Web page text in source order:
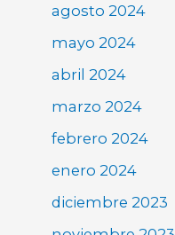
agosto 2024
mayo 2024
abril 2024
marzo 2024
febrero 2024
enero 2024
diciembre 2023